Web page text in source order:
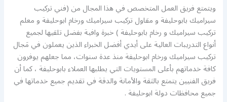
ويتمتع فريق العمل المتخصص في هذا المجال من (فني تركيب
سيراميك بابوحليفة و مقاول تركيب سيراميك ورخام ابوحليفة و معلم
تركيب سيراميك و رخام بابوحليفة ) خبرة وافية بفضل تلقيها لجميع
أنواع التدريبات العالية على أيدي أفضل الخبراء الذين يعملون في مَجال
تركيب سيراميك ورخام ابوحليفة منذ عدة سنوات، مما جعلهم يوفرون
كافة خدماتهم بأعلى المستويات التي يطلبها العملاء بابوحليفة ، كما أن
فريق الفنيين يتمتع بالثقة والأمانة والدقة في تقديم جميع خدماتها في
جميع محافظات دولة ابوحليفة .